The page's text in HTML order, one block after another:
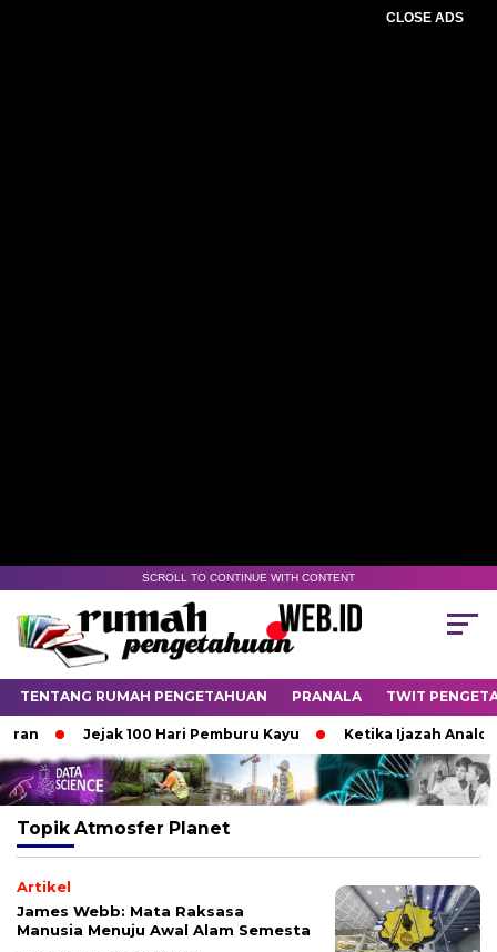
CLOSE ADS
SCROLL TO CONTINUE WITH CONTENT
TENTANG RUMAH PENGETAHUAN PRANALA TWIT
Jejak 100 Hari Pemburu Kayu Ketika Ijazah
Topik Atmosfer Planet
Artikel
James Webb: Mata Raksasa
Manusia Menuju Awal Alam Semesta